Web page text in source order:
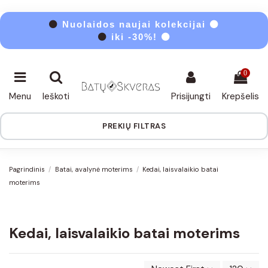
⚫ Nuolaidos naujai kolekcijai ⚫
⚫ iki -30%! ⚫
Menu Ieškoti Prisijungti
0
Krepšelis
PREKIŲ FILTRAS
Pagrindinis Batai, avalynė moterims
Kedai, laisvalaikio batai
moterims
Kedai, laisvalaikio batai moterims